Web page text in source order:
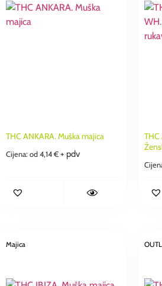
THC ANKARA. Muška majica
Cijena: od 4,14 € + pdv
THC
Majica